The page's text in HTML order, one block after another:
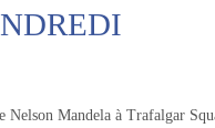
Mandela à Trafalgar